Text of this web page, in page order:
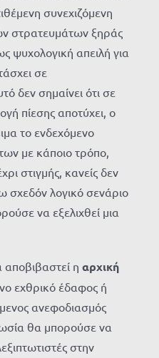
συνεχιζόμενη
στρατευμάτων ξηράς
ψυχολογική απειλή για
σε
δεν σημαίνει ότι σε
πίεσης αποτύχει, ο
το ενδεχόμενο
με κάποιο τρόπο,
στιγμής, κανείς δεν
σχεδόν λογικό σενάριο
να εξελιχθεί μια
αποβιβαστεί η αρχική
εχθρικό έδαφος ή
ανεφοδιασμός
θα μπορούσε να
στην